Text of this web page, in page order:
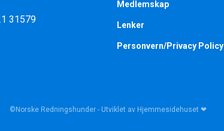
31579
Medlemskap
Lenker
Personvern/Privacy Policy
©Norske Redningshunder - Utviklet av Hjemmesidehuset ❤